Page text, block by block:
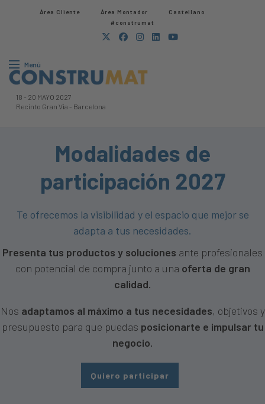
Área Cliente Área Montador
Castellano
#construmat
Menú
18 - 20 MAYO 2027
Recinto Gran Via - Barcelona
Modalidades de
participación 2027
Te ofrecemos la visibilidad y el espacio que mejor se
adapta a tus necesidades.
Presenta tus productos y soluciones ante profesionales
con potencial de compra junto a una oferta de gran
calidad.
Nos adaptamos al máximo a tus necesidades, objetivos y
presupuesto para que puedas posicionarte e impulsar tu
negocio.
Quiero participar